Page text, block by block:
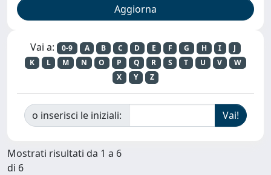
Vai a: 0-9 A B C D E F G H I
J
K
L M N O P Q R S T U V
W
X
Y Z
o inserisci le iniziali:
Mostrati risultati da 1 a 6
di 6